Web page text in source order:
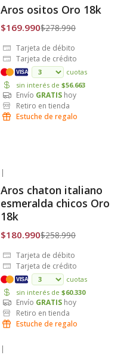
Envío Gratis
Aros ositos Oro 18k
$169.990$278.990
Tarjeta de débito
Tarjeta de crédito
VISA
cuotas
sin interés de $56.663
Envío GRATIS hoy
Retiro en tienda
Estuche de regalo
Envío Gratis
|
Aros chaton italiano
esmeralda chicos Oro
18k
$180.990$258.990
Tarjeta de débito
Tarjeta de crédito
VISA
cuotas
sin interés de $60.330
Envío GRATIS hoy
Retiro en tienda
Estuche de regalo
|